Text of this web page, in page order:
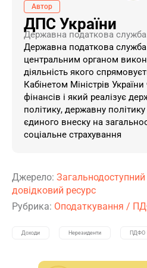
Автор
ДПС України
Державна податкова служба
Державна податкова служба
центральним органом
діяльність якого
Кабінетом Міністрів
фінансів і який реалізує
політику, державну
єдиного внеску на
соціальне страхування
Джерело:
довідковий ресурс
Рубрика: Оподаткування /
Доходи Нерезиденти ПДФО